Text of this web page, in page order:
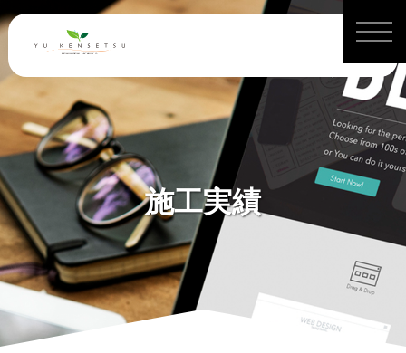
施工実績